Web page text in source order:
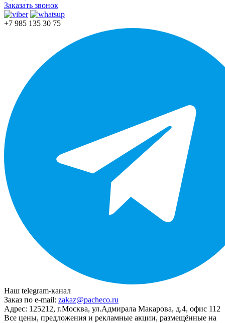
Заказать звонок
+7 985 135 30 75
Наш telegram-канал
Заказ по e-mail: zakaz@pacheco.ru
Адрес: 125212, г.Москва, ул.Адмирала Макарова, д.4, офис 112
Все цены, предложения и рекламные акции, размещённые на